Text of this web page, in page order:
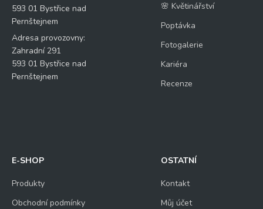
593 01 Bystřice nad
Pernštejnem
Adresa provozovny:
Zahradní 291
593 01 Bystřice nad
Pernštejnem
🌸 Květinářství
Poptávka
Fotogalerie
Kariéra
Recenze
E-SHOP
Produkty
Obchodní podmínky
OSTATNÍ
Kontakt
Můj účet